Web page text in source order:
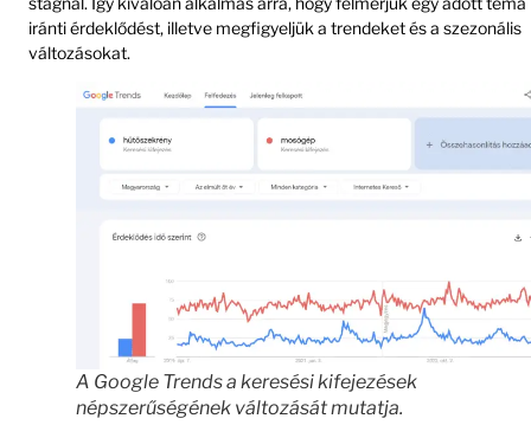
iránti érdeklődést, illetve megfigyeljük a trendeket és a szezonális
változásokat.
A Google Trends a keresési kifejezések
népszerűségének változását mutatja.